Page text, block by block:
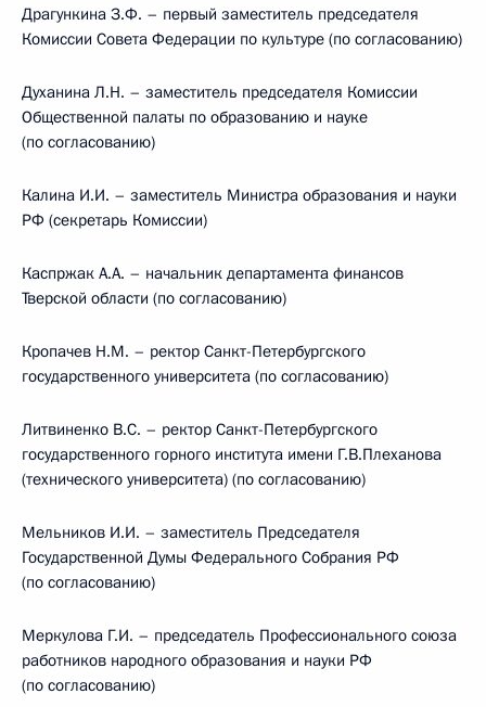
Драгункина З.Ф. – первый заместитель председателя
Комиссии Совета Федерации по культуре (по согласованию)
Духанина Л.Н. – заместитель председателя Комиссии
Общественной палаты по образованию и науке
(по согласованию)
Калина И.И. – заместитель Министра образования и науки
РФ (секретарь Комиссии)
Каспржак А.А. – начальник департамента финансов
Тверской области (по согласованию)
Кропачев Н.М. – ректор Санкт-Петербургского
государственного университета (по согласованию)
Литвиненко B.C. – ректор Санкт-Петербургского
государственного горного института имени Г.В.Плеханова
(технического университета) (по согласованию)
Мельников И.И. – заместитель Председателя
Государственной Думы Федерального Собрания РФ
(по согласованию)
Меркулова Г.И. – председатель Профессионального союза
работников народного образования и науки РФ
(по согласованию)